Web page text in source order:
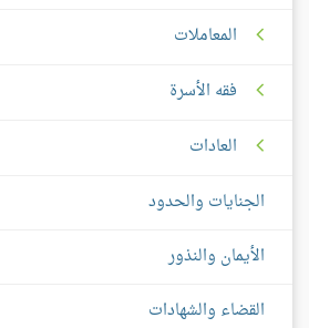
المعاملات
فقه الأسرة
العادات
الجنايات والحدود
الأيمان والنذور
القضاء والشهادات